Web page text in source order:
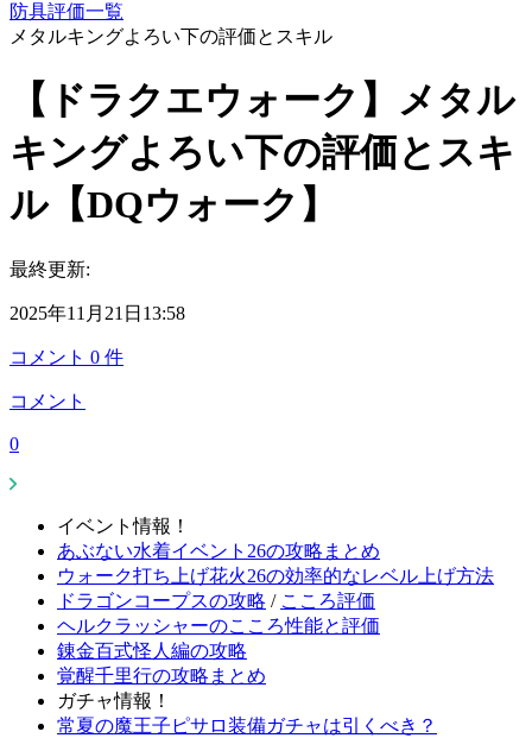
防具評価一覧
メタルキングよろい下の評価とスキル
【ドラクエウォーク】メタル
キングよろい下の評価とスキ
ル【DQウォーク】
最終更新:
2025年11月21日13:58
コメント 0 件
コメント
0
イベント情報！
あぶない水着イベント26の攻略まとめ
ウォーク打ち上げ花火26の効率的なレベル上げ方法
ドラゴンコープスの攻略 / こころ評価
ヘルクラッシャーのこころ性能と評価
錬金百式怪人編の攻略
覚醒千里行の攻略まとめ
ガチャ情報！
常夏の魔王子ピサロ装備ガチャは引くべき？